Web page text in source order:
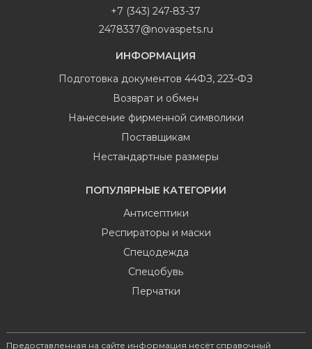
+7 (343) 247-83-37
2478337@novaspets.ru
ИНФОРМАЦИЯ
Подготовка документов 44ФЗ, 223-ФЗ
Возврат и обмен
Нанесение фирменной символики
Поставщикам
Нестандартные размеры
ПОПУЛЯРНЫЕ КАТЕГОРИИ
Антисептики
Респираторы и маски
Спецодежда
Спецобувь
Перчатки
Предоставленная на сайте информация несёт справочный